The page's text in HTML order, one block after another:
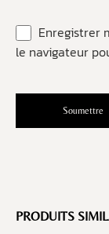
Enregistrer
le navigateur
PRODUITS